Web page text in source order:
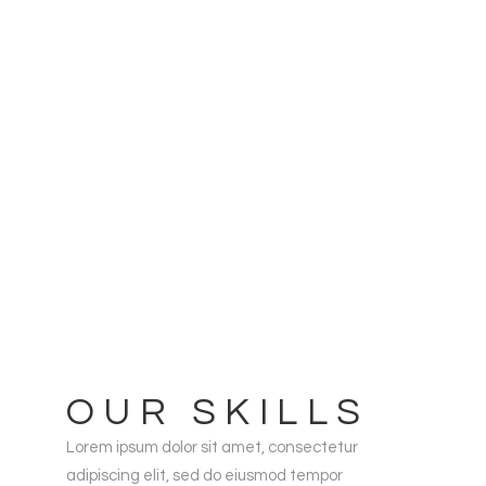
OUR SKILLS
Lorem ipsum dolor sit amet, consectetur
adipiscing elit, sed do eiusmod tempor